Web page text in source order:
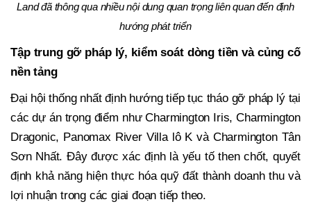
Land đã thông qua nhiều nội dung quan trọng liên quan đến định
hướng phát triển
Tập trung gỡ pháp lý, kiểm soát dòng tiền và củng cố
nền tảng
Đại hội thống nhất định hướng tiếp tục tháo gỡ pháp lý tại
các dự án trọng điểm như Charmington Iris, Charmington
Dragonic, Panomax River Villa lô K và Charmington Tân
Sơn Nhất. Đây được xác định là yếu tố then chốt, quyết
định khả năng hiện thực hóa quỹ đất thành doanh thu và
lợi nhuận trong các giai đoạn tiếp theo.